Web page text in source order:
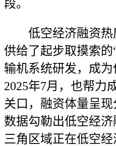
段。
低空经济融资热
供给了起步取摸索
输机系统研发，成为
2025年7月，也帮力
关口，融资体量呈
数据勾勒出低空经
三角区域正在低空经